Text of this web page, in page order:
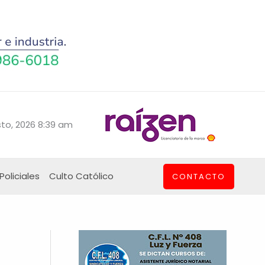
2026 8:39 am
Policiales Culto Católico CONTACTO